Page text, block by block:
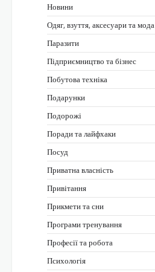
Новини
Одяг, взуття, аксесуари та мода
Паразити
Підприємництво та бізнес
Побутова техніка
Подарунки
Подорожі
Поради та лайфхаки
Посуд
Приватна власність
Привітання
Прикмети та сни
Програми тренування
Професії та робота
Психологія